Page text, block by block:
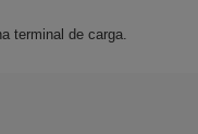
terminal de carga.